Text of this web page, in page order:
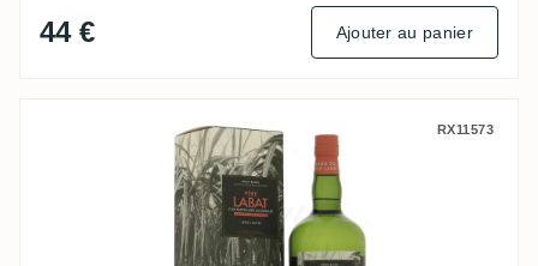
44 € Ajouter au panier
Poisson Père Labat Clos Parcellaire Les
RX11573